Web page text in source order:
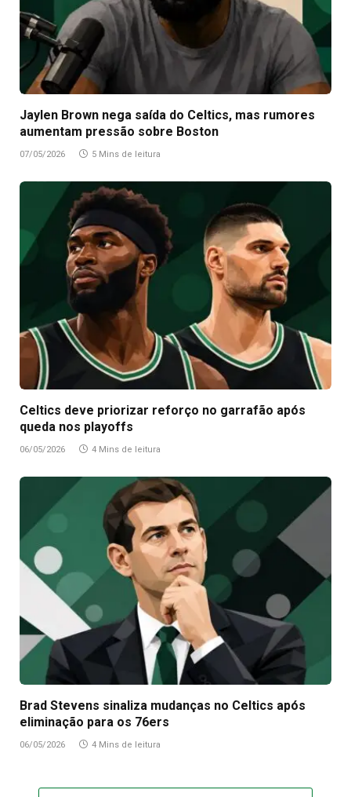
Jaylen Brown nega saída do Celtics, mas rumores
aumentam pressão sobre Boston
07/05/2026 5 Mins de leitura
Celtics deve priorizar reforço no garrafão após
queda nos playoffs
06/05/2026 4 Mins de leitura
Brad Stevens sinaliza mudanças no Celtics após
eliminação para os 76ers
06/05/2026 4 Mins de leitura